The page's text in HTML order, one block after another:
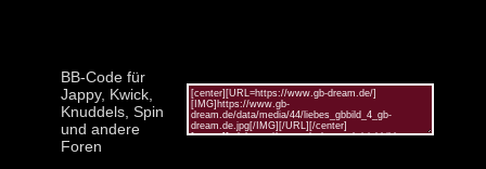
BB-Code für
Jappy, Kwick,
Knuddels, Spin
und andere
Foren